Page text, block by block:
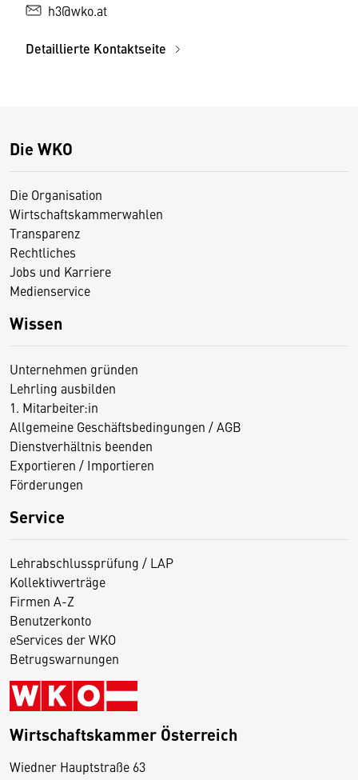
h3@wko.at
Detaillierte Kontaktseite
Die WKO
Die Organisation
Wirtschaftskammerwahlen
Transparenz
Rechtliches
Jobs und Karriere
Medienservice
Wissen
Unternehmen gründen
Lehrling ausbilden
1. Mitarbeiter:in
Allgemeine Geschäftsbedingungen / AGB
Dienstverhältnis beenden
Exportieren / Importieren
Förderungen
Service
Lehrabschlussprüfung / LAP
Kollektivverträge
Firmen A-Z
Benutzerkonto
eServices der WKO
Betrugswarnungen
Wirtschaftskammer Österreich
Wiedner Hauptstraße 63
D